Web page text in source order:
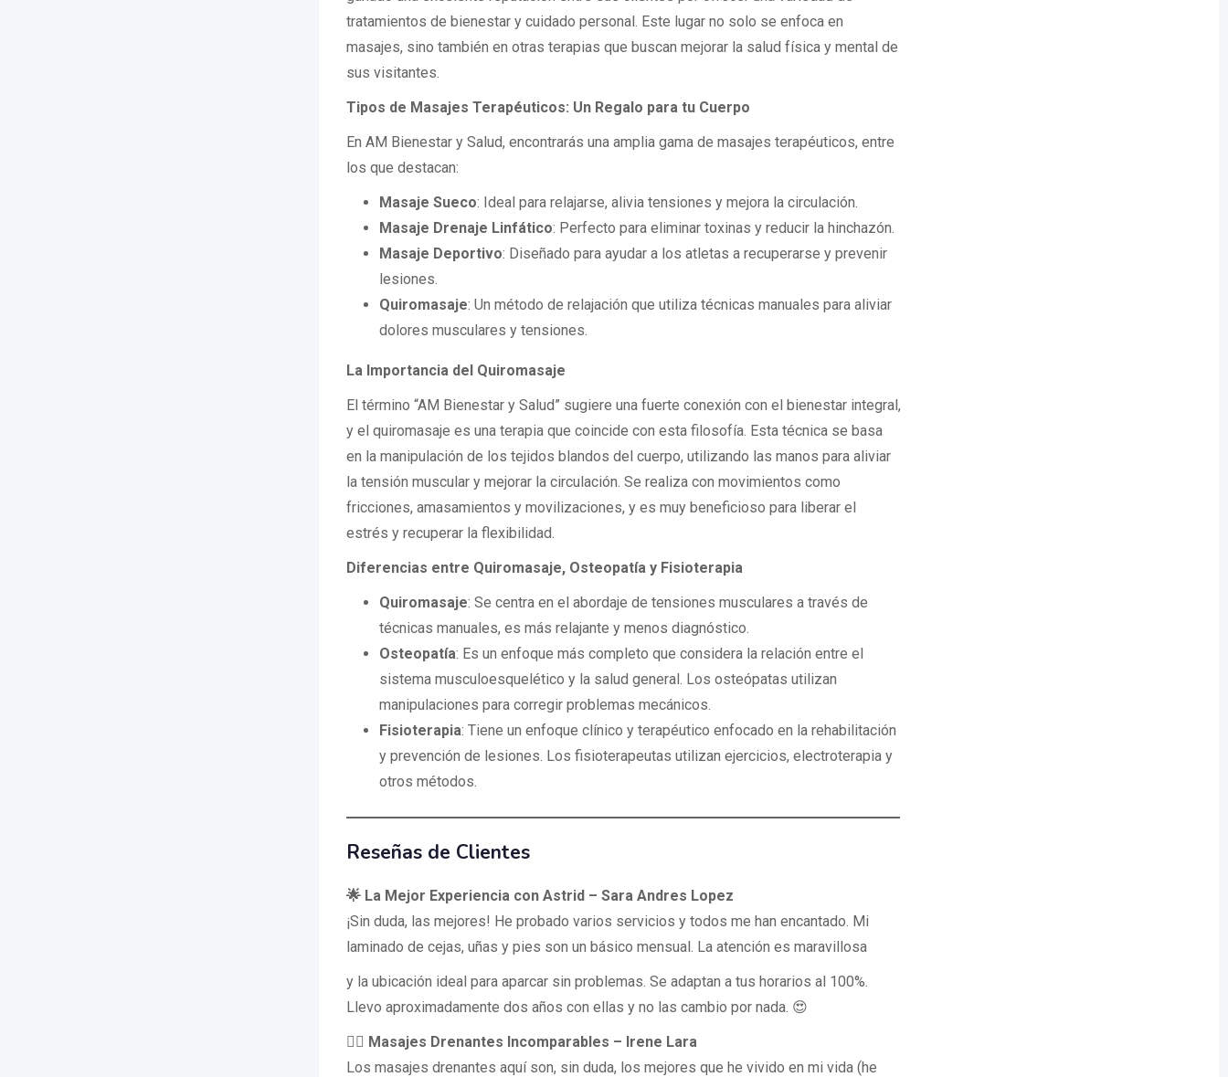
tratamientos de bienestar y cuidado personal. Este lugar no solo se enfoca en
masajes, sino también en otras terapias que buscan mejorar la salud física y mental de
sus visitantes.
Tipos de Masajes Terapéuticos: Un Regalo para tu Cuerpo
En AM Bienestar y Salud, encontrarás una amplia gama de masajes terapéuticos, entre
los que destacan:
Masaje Sueco: Ideal para relajarse, alivia tensiones y mejora la circulación.
Masaje Drenaje Linfático: Perfecto para eliminar toxinas y reducir la hinchazón.
Masaje Deportivo: Diseñado para ayudar a los atletas a recuperarse y prevenir
lesiones.
Quiromasaje: Un método de relajación que utiliza técnicas manuales para aliviar
dolores musculares y tensiones.
La Importancia del Quiromasaje
El término “AM Bienestar y Salud” sugiere una fuerte conexión con el bienestar integral,
y el quiromasaje es una terapia que coincide con esta filosofía. Esta técnica se basa
en la manipulación de los tejidos blandos del cuerpo, utilizando las manos para aliviar
la tensión muscular y mejorar la circulación. Se realiza con movimientos como
fricciones, amasamientos y movilizaciones, y es muy beneficioso para liberar el
estrés y recuperar la flexibilidad.
Diferencias entre Quiromasaje, Osteopatía y Fisioterapia
Quiromasaje: Se centra en el abordaje de tensiones musculares a través de
técnicas manuales, es más relajante y menos diagnóstico.
Osteopatía: Es un enfoque más completo que considera la relación entre el
sistema musculoesquelético y la salud general. Los osteópatas utilizan
manipulaciones para corregir problemas mecánicos.
Fisioterapia: Tiene un enfoque clínico y terapéutico enfocado en la rehabilitación
y prevención de lesiones. Los fisioterapeutas utilizan ejercicios, electroterapia y
otros métodos.
Reseñas de Clientes
🌟 La Mejor Experiencia con Astrid – Sara Andres Lopez
¡Sin duda, las mejores! He probado varios servicios y todos me han encantado. Mi
laminado de cejas, uñas y pies son un básico mensual. La atención es maravillosa
y la ubicación ideal para aparcar sin problemas. Se adaptan a tus horarios al 100%.
Llevo aproximadamente dos años con ellas y no las cambio por nada. 😍
💆‍♀️ Masajes Drenantes Incomparables – Irene Lara
Los masajes drenantes aquí son, sin duda, los mejores que he vivido en mi vida (he